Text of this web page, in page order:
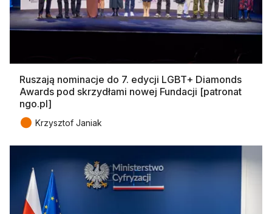
Ruszają nominacje do 7. edycji LGBT+ Diamonds
Awards pod skrzydłami nowej Fundacji [patronat
ngo.pl]
● Krzysztof Janiak